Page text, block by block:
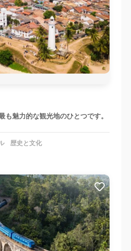
も魅力的な観光地のひとつです。
歴史と文化